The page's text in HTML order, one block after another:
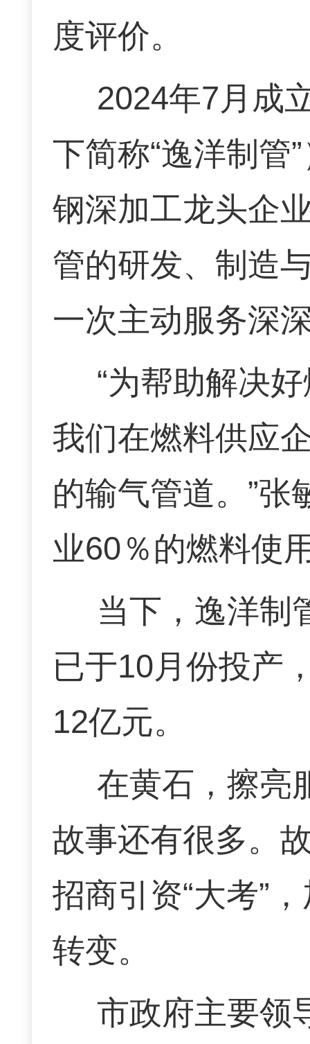
度评价。
2024年7月成
下简称“逸洋制管
钢深加工龙头企
管的研发、制造
一次主动服务深
“为帮助解决
我们在燃料供应
的输气管道。”张
业60％的燃料使
当下，逸洋制
已于10月份投产
12亿元。
在黄石，擦亮
故事还有很多。
招商引资“大考”
转变。
市政府主要领